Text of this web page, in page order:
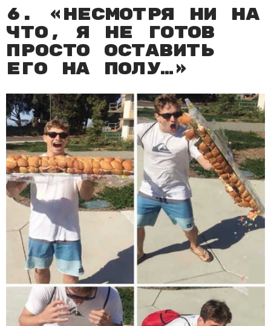
6. «Несмотря ни на
что, я не готов
просто оставить
его на полу…»